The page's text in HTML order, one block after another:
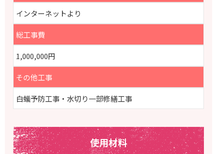
インターネットより
総工事費
1,000,000円
その他工事
白蟻予防工事・水切り一部修繕工事
使用材料